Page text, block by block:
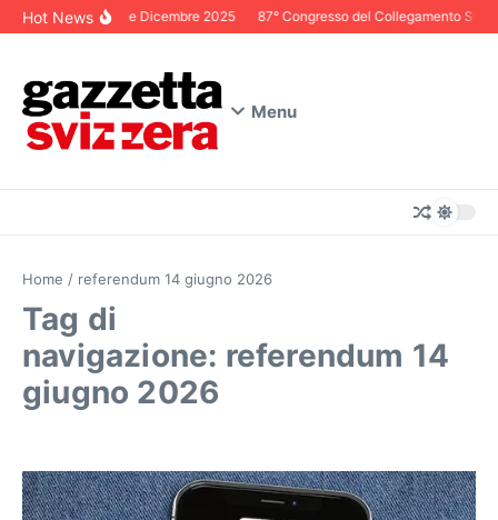
Salta al contenuto
Hot NewsEditoriale Dicembre 2025 87° Congresso del Collegamento
Menu
Home / referendum 14 giugno 2026
Tag di
navigazione: referendum 14
giugno 2026